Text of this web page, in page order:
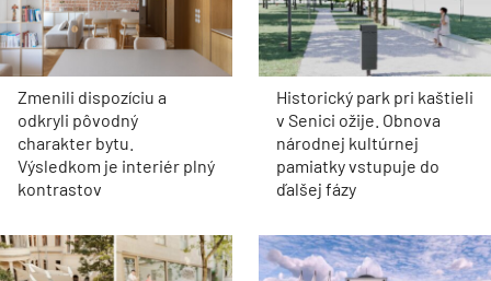
Zmenili dispozíciu a
odkryli pôvodný
charakter bytu.
Výsledkom je interiér plný
kontrastov
Historický park pri kaštieli
v Senici ožije. Obnova
národnej kultúrnej
pamiatky vstupuje do
ďalšej fázy